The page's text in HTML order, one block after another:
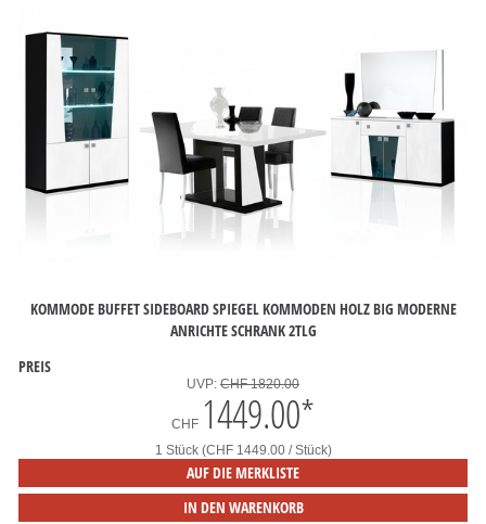
KOMMODE BUFFET SIDEBOARD SPIEGEL KOMMODEN HOLZ BIG MODERNE
ANRICHTE SCHRANK 2TLG
PREIS
UVP: CHF 1820.00
CHF 1449.00*
1 Stück (CHF 1449.00 / Stück)
AUF DIE MERKLISTE
IN DEN WARENKORB